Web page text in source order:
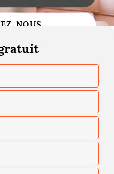
de toiture
toiture
NOUS